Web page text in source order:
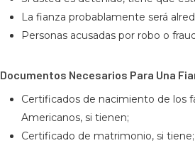
La fianza probablamente será
Personas acusadas por robo o
Documentos Necesarios Para Una
Certificados de nacimiento de los
Americanos, si tienen;
Certificado de matrimonio, si tiene;